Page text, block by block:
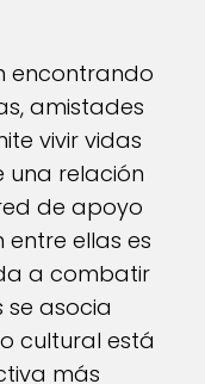
encontrando
amistades
vivir vidas
una relación
de apoyo
ellas es
a combatir
se asocia
cultural está
más